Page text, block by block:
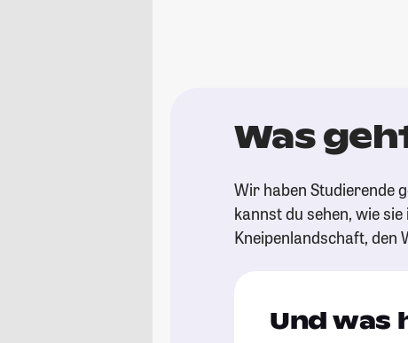
Was
Wir haben Studierende
kannst du sehen, wie
Kneipenlandschaft,
Und was